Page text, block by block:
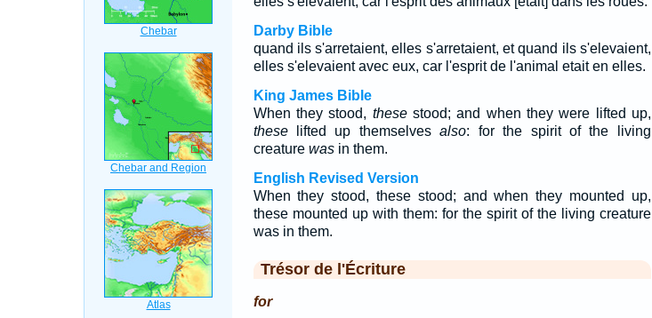
Darby Bible
quand ils s'arretaient, elles s'arretaient, et quand ils s'elevaient,
elles s'elevaient avec eux, car l'esprit de l'animal etait en elles.
King James Bible
When they stood, thesestood; and when they were lifted up,
theselifted up themselvesalso: for the spirit of the living
creature wasin them.
English Revised Version
When they stood, these stood; and when they mounted up,
these mounted up with them: for the spirit of the living creature
was in them.
Trésor de l'Écriture
for